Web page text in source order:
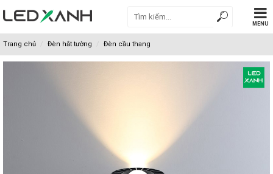
MENU
Trang chủ Đèn hắt tường Đèn cầu thang